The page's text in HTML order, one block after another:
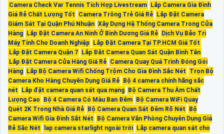
Camera Check Var Tennis Tích Hợp Livestream
Lắp Camera Gia Đình
Giá Rẻ Chất Lượng Tốt
Camera Trông Trẻ Giá Rẻ
Lắp Đặt Camera
Giám Sát Tại Quận Phú Nhuận Xây Dựng Hệ Thống Camera Trong Cửa
Hàng
Lắp Đặt Camera An Ninh Ở Bình Dương Giá Rẻ
Dịch Vụ Bảo Trì
Máy Tính Cho Doanh Nghiệp
Lắp Đặt Camera Tại TP.HCM Giá Tốt
Lắp Đặt Camera Quận 7
Lắp Đăt Camera Quan Sát Quận Bình Tân
Lắp Đặt Camera Cửa Hàng Giá Rẻ Camera Quay Quá Trình Đóng Gói
Hàng
Lắp Bộ Camera Wifi Chống Trộm Cho Gia Đình Sắc Nét
Trọn Bộ
Camera Kho Hàng Chuyên Dụng Giá Rẻ
Bộ 4 camera chính hãng sắc
nét
Lắp đặt camera quan sát qua mạng
Bộ Camera Thu Âm Chất
Lượng Cao
Bộ 4 Camera Có Màu Ban Đêm
Bộ Camera WiFi Quay
Quét 2K Trong Nhà Giá Rẻ
Bộ Camera Quan Sát Đêm Rõ Nét
Bộ
Camera Wifi Gia Đình Sắt Nét
Bộ Camera Văn Phòng Chuyên Dụng Giá
Rẻ Săc Nét
lap camera starlight ngoài trời
Lắp camera quan sát cho